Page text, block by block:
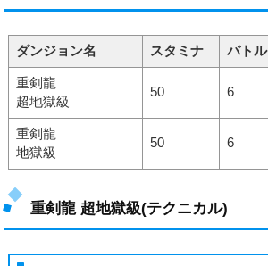
ダンジョン名 スタミナ バトル
重剣龍
超地獄級
50 6
重剣龍
地獄級
50 6
重剣龍 超地獄級(テクニカル)